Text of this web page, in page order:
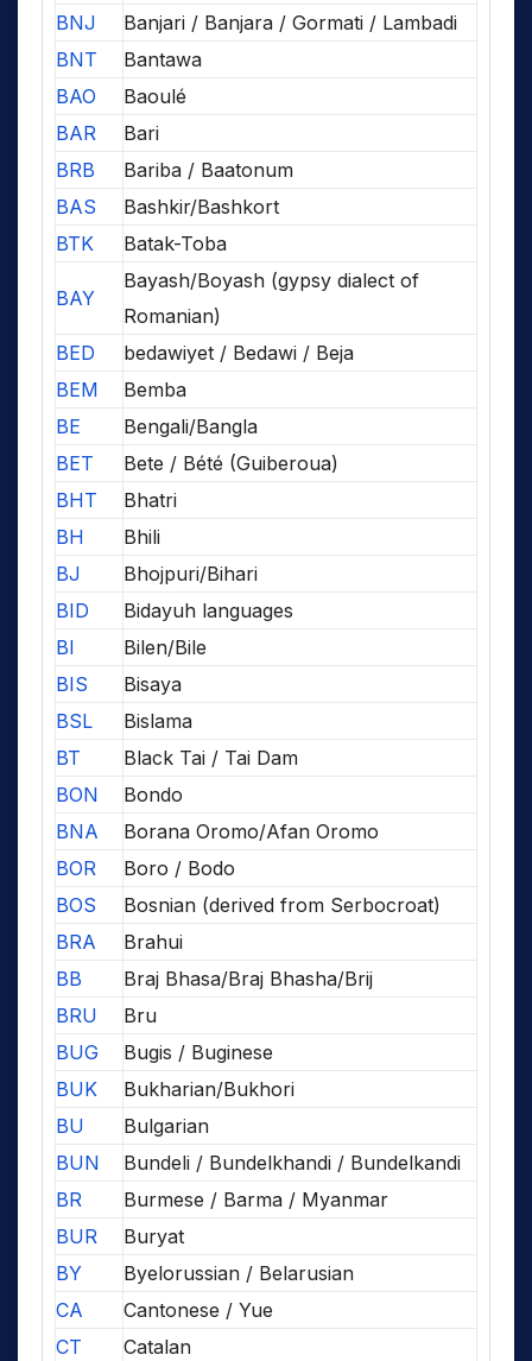
BNJ
Banjari / Banjara / Gormati / Lambadi
BNT
Bantawa
BAO
Baoulé
BAR
Bari
BRB
Bariba / Baatonum
BAS
Bashkir/Bashkort
BTK
Batak-Toba
BAY
Bayash/Boyash (gypsy dialect of
Romanian)
BED
bedawiyet / Bedawi / Beja
BEM
Bemba
BE
Bengali/Bangla
BET
Bete / Bété (Guiberoua)
BHT
Bhatri
BH
Bhili
BJ
Bhojpuri/Bihari
BID
Bidayuh languages
BI
Bilen/Bile
BIS
Bisaya
BSL
Bislama
BT
Black Tai / Tai Dam
BON
Bondo
BNA
Borana Oromo/Afan Oromo
BOR
Boro / Bodo
BOS
Bosnian (derived from Serbocroat)
BRA
Brahui
BB
Braj Bhasa/Braj Bhasha/Brij
BRU
Bru
BUG
Bugis / Buginese
BUK
Bukharian/Bukhori
BU
Bulgarian
BUN
Bundeli / Bundelkhandi / Bundelkandi
BR
Burmese / Barma / Myanmar
BUR
Buryat
BY
Byelorussian / Belarusian
CA
Cantonese / Yue
CT
Catalan